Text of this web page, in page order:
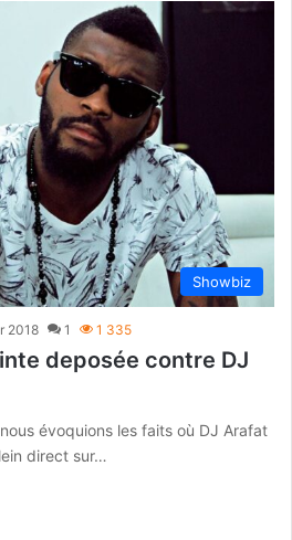
Showbiz
2018 1 1 335
deposée contre DJ
évoquions les faits où DJ Arafat
direct sur…